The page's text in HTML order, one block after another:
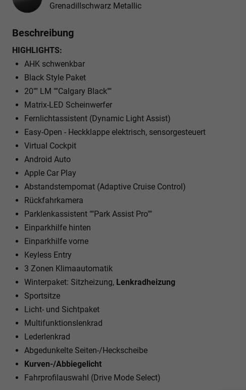
Grenadillschwarz Metallic
Beschreibung
HIGHLIGHTS:
AHK schwenkbar
Black Style Paket
20"" LM ""Calgary Black""
Matrix-LED Scheinwerfer
Fernlichtassistent (Dynamic Light Assist)
Easy-Open - Heckklappe elektrisch, sensorgesteuert
Virtual Cockpit
Android Auto
Apple Car Play
Abstandstempomat (Adaptive Cruise Control)
Rückfahrkamera
Parklenkassistent ""Park Assist Pro""
Einparkhilfe hinten
Einparkhilfe vorne
Keyless Entry
3 Zonen Klimaautomatik
Winterpaket: Sitzheizung, Lenkradheizung
Sportsitze
Licht- und Sichtpaket
Multifunktionslenkrad
Lederlenkrad
Abgedunkelte Seiten-/Heckscheibe
Kurven-/Abbiegelicht
Fahrprofilauswahl (Drive Mode Select)